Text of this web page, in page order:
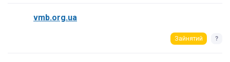
vmb.org.ua
Зайнятий ?